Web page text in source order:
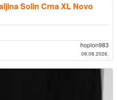
Solin Crna XL Novo
hoplon983
09.08.2026.